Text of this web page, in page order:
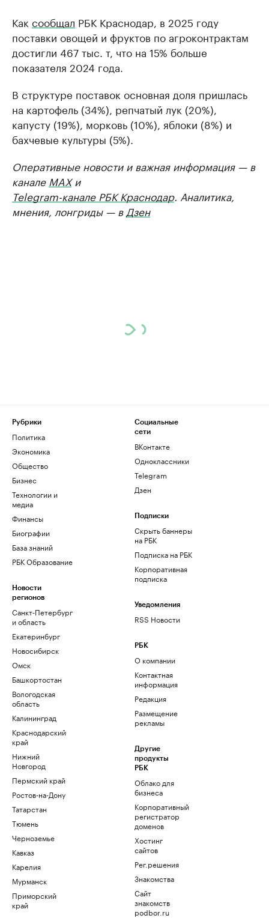
Как сообщал РБК Краснодар, в 2025 году
поставки овощей и фруктов по агроконтрактам
достигли 467 тыс. т, что на 15% больше
показателя 2024 года.
В структуре поставок основная доля пришлась
на картофель (34%), репчатый лук (20%),
капусту (19%), морковь (10%), яблоки (8%) и
бахчевые культуры (5%).
Оперативные новости и важная информация — в
канале MAXи
Telegram-канале РБК Краснодар. Аналитика,
мнения, лонгриды — в Дзен
Рубрики
Политика
Экономика
Общество
Бизнес
Технологии и
медиа
Финансы
Биографии
База знаний
РБК Образование
Новости
регионов
Санкт-Петербург
и область
Екатеринбург
Новосибирск
Омск
Башкортостан
Вологодская
область
Калининград
Краснодарский
край
Нижний
Новгород
Пермский край
Ростов-на-Дону
Татарстан
Тюмень
Черноземье
Кавказ
Карелия
Мурманск
Приморский
край
Социальные
сети
ВКонтакте
Одноклассники
Telegram
Дзен
Подписки
Скрыть баннеры
на РБК
Подписка на РБК
Корпоративная
подписка
Уведомления
RSS Новости
РБК
О компании
Контактная
информация
Редакция
Размещение
рекламы
Другие
продукты
РБК
Облако для
бизнеса
Корпоративный
регистратор
доменов
Хостинг
сайтов
Рег.решения
Знакомства
Сайт
знакомств
podbor.ru